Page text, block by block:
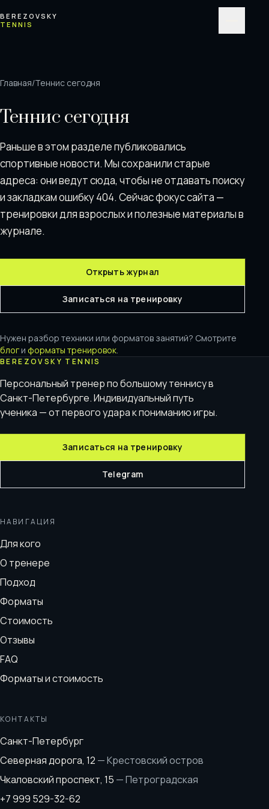
BEREZOVSKY
TENNIS
Главная/Теннис сегодня
Теннис сегодня
Раньше в этом разделе публиковались
спортивные новости. Мы сохранили старые
адреса: они ведут сюда, чтобы не отдавать поискy
и закладкам ошибку 404. Сейчас фокус сайта —
тренировки для взрослых и полезные материалы в
журнале.
Открыть журнал
Записаться на тренировку
Нужен разбор техники или форматов занятий? Смотрите
блог и форматы тренировок.
BEREZOVSKY TENNIS
Персональный тренер по большому теннису в
Санкт-Петербурге. Индивидуальный путь
ученика — от первого удара к пониманию игры.
Записаться на тренировку
Telegram
НАВИГАЦИЯ
Для кого
О тренере
Подход
Форматы
Стоимость
Отзывы
FAQ
Форматы и стоимость
КОНТАКТЫ
Санкт-Петербург
Северная дорога, 12 —Крестовский остров
Чкаловский проспект, 15 —Петроградская
+7 999 529-32-62